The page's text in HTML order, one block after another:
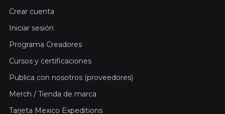
Crear cuenta
Iniciar sesión
Programa Creadores
Cursos y certificaciones
Publica con nosotros (proveedores)
Merch / Tienda de marca
Tarjeta Mexico Expeditions